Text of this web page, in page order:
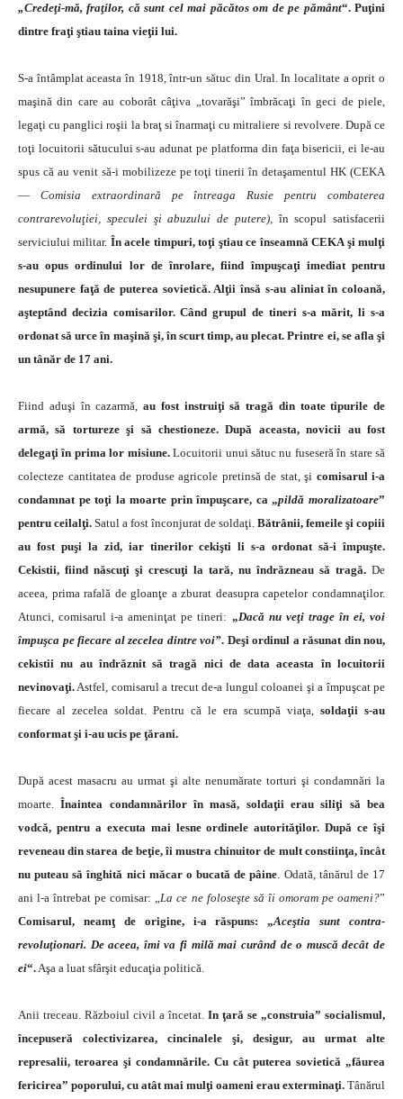
„Credeţi-mă, fraţilor, că sunt cel mai păcătos om de pe pământ“. Puţini
dintre fraţi ştiau taina vieţii lui.
S-a întâmplat aceasta în 1918, într-un sătuc din Ural. In localitate a oprit o
maşină din care au coborât câţiva „tovarăşi” îmbrăcaţi în geci de piele,
legaţi cu panglici roşii la braţ si înarmaţi cu mitraliere si revolvere. După ce
toţi locuitorii sătucului s-au adunat pe platforma din faţa bisericii, ei le-au
spus că au venit să-i mobili­zeze pe toţi tinerii în detaşamentul HK (CEKA
— Co­misia extraordinară pe întreaga Rusie pentru combaterea
contrarevoluţiei, speculei şi abuzului de putere), în scopul satisfacerii
serviciului militar. În acele timpuri, toţi ştiau ce înseamnă CEKA şi mulţi
s-au opus ordinului lor de înrolare, fiind împuşcaţi imediat pentru
nesupunere fa­ţă de puterea sovietică. Alţii însă s-au aliniat în coloană,
aşteptând decizia comisarilor. Când grupul de tineri s-a mărit, li s-a
ordonat să urce în maşină şi, în scurt timp, au plecat. Printre ei, se afla şi
un tânăr de 17 ani.
Fiind aduşi în cazarmă, au fost instruiţi să tragă din toate tipurile de
armă, să tortureze şi să chestioneze. După aceasta, novicii au fost
delegaţi în prima lor mi­siune.Locuitorii unui sătuc nu fuseseră în stare să
co­lecteze cantitatea de produse agricole pretinsă de stat, şi comisarul i-a
condamnat pe toţi la moarte prin împuş­care, ca „pildă moralizatoare”
pentru ceilalţi. Satul a fost înconjurat de soldaţi. Bătrânii, femeile şi copiii
au fost puşi la zid, iar tinerilor cekişti li s-a ordonat să-i împuş­te.
Cekistii, fiind născuţi şi crescuţi la tară, nu îndrăzneau să tragă. De
aceea, prima rafală de gloanţe a zbu­rat deasupra capetelor condamnaţilor.
Atunci, comisa­rul i-a ameninţat pe tineri: „Dacă nu veţi trage în ei, voi
împuşca pe fiecare al zecelea dintre voi”. Deşi ordinul a răsunat din nou,
cekistii nu au îndrăznit să tragă nici de data aceasta în locuitorii
nevinovaţi.Astfel, comisarul a trecut de-a lungul coloanei şi a împuşcat pe
fiecare al ze­celea soldat. Pentru că le era scumpă viaţa, soldaţii s-au
conformat şi i-au ucis pe ţărani.
După acest masacru au urmat şi alte nenumărate tor­turi şi condamnări la
moarte. Înaintea condamnărilor în masă, soldaţii erau siliţi să bea
vodcă, pentru a execu­ta mai lesne ordinele autorităţilor. După ce îşi
reveneau din starea de beţie, îi mustra chinuitor de mult constiinţa, încât
nu puteau să înghită nici măcar o bucată de pâine. Odată, tânărul de 17
ani l-a întrebat pe comisar: „La ce ne foloseşte să îi omoram pe oameni?”
Comisa­rul, neamţ de origine, i-a răspuns: „Aceştia sunt contra­
revoluţionari. De aceea, îmi va fi milă mai curând de o muscă decât de
ei“.Aşa a luat sfârşit educaţia politică.
Anii treceau. Războiul civil a încetat. In ţară se „con­struia” socialismul,
începuseră colectivizarea, cincinalele şi, desigur, au urmat alte
represalii, teroarea şi condam­nările. Cu cât puterea sovietică „făurea
fericirea” poporului, cu atât mai mulţi oameni erau exterminaţi. Tânărul